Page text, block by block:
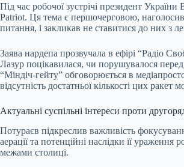
Під час робочої зустрічі президент
Patriot. Ця тема є першочерговою,
питання, і закликав не ставитися до них з
Заява нардепа прозвучала в ефірі “Радіо
Лазур поцікавилася, чи порушувалося
“Міндіч-гейту” обговорюється в
відсутність достатньої кількості цих
Актуальні суспільні інтереси проти
Потураєв підкреслив важливість
аерації та потенційні наслідки її
межами столиці.